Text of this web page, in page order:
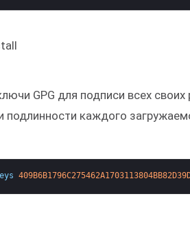
GPG для подписи всех
подлинности каждого